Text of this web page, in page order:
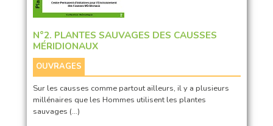
N°2. PLANTES SAUVAGES DES CAUSSES
MÉRIDIONAUX
OUVRAGES
Sur les causses comme partout ailleurs, il y a plusieurs
millénaires que les Hommes utilisent les plantes
sauvages (…)